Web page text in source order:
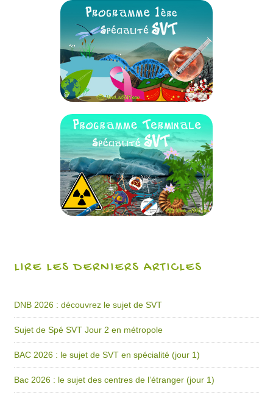
LIRE LES DERNIERS ARTICLES
DNB 2026 : découvrez le sujet de SVT
Sujet de Spé SVT Jour 2 en métropole
BAC 2026 : le sujet de SVT en spécialité (jour 1)
Bac 2026 : le sujet des centres de l’étranger (jour 1)